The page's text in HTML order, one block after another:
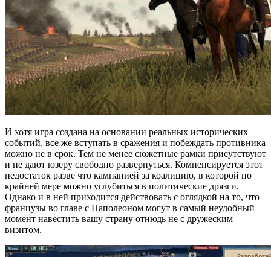
И хотя игра создана на основании реальных исторических
событий, все же вступать в сражения и побеждать противника
можно не в срок. Тем не менее сюжетные рамки присутствуют
и не дают юзеру свободно развернуться. Компенсируется этот
недостаток разве что кампанией за коалицию, в которой по
крайней мере можно углубиться в политические дрязги.
Однако и в ней приходится действовать с оглядкой на то, что
французы во главе с Наполеоном могут в самый неудобный
момент навестить вашу страну отнюдь не с дружеским
визитом.